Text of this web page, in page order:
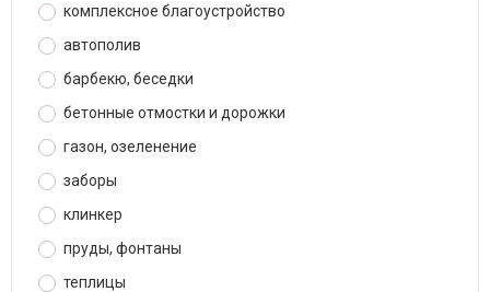
комплексное благоустройство
автополив
барбекю, беседки
бетонные отмостки и дорожки
газон, озеленение
заборы
клинкер
пруды, фонтаны
теплицы